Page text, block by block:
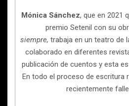
Mónica Sánchez, que en 2021
premio Setenil con su
siempre, trabaja en un teatro de
colaborado en diferentes
publicación de cuentos y esta
En todo el proceso de escritura
recientemente